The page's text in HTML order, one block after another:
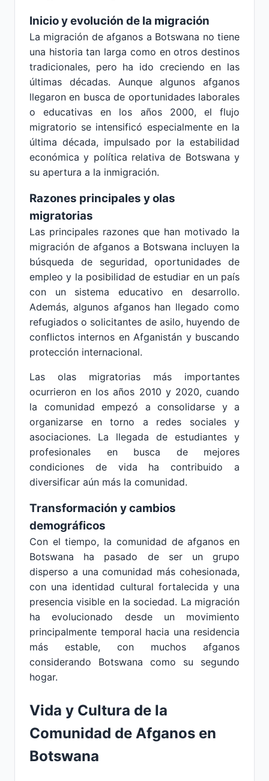
Inicio y evolución de la migración
La migración de afganos a Botswana no tiene
una historia tan larga como en otros destinos
tradicionales, pero ha ido creciendo en las
últimas décadas. Aunque algunos afganos
llegaron en busca de oportunidades laborales
o educativas en los años 2000, el flujo
migratorio se intensificó especialmente en la
última década, impulsado por la estabilidad
económica y política relativa de Botswana y
su apertura a la inmigración.
Razones principales y olas
migratorias
Las principales razones que han motivado la
migración de afganos a Botswana incluyen la
búsqueda de seguridad, oportunidades de
empleo y la posibilidad de estudiar en un país
con un sistema educativo en desarrollo.
Además, algunos afganos han llegado como
refugiados o solicitantes de asilo, huyendo de
conflictos internos en Afganistán y buscando
protección internacional.
Las olas migratorias más importantes
ocurrieron en los años 2010 y 2020, cuando
la comunidad empezó a consolidarse y a
organizarse en torno a redes sociales y
asociaciones. La llegada de estudiantes y
profesionales en busca de mejores
condiciones de vida ha contribuido a
diversificar aún más la comunidad.
Transformación y cambios
demográficos
Con el tiempo, la comunidad de afganos en
Botswana ha pasado de ser un grupo
disperso a una comunidad más cohesionada,
con una identidad cultural fortalecida y una
presencia visible en la sociedad. La migración
ha evolucionado desde un movimiento
principalmente temporal hacia una residencia
más estable, con muchos afganos
considerando Botswana como su segundo
hogar.
Vida y Cultura de la
Comunidad de Afganos en
Botswana